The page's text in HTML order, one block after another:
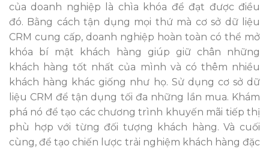
của doanh nghiệp là chìa khóa để đạt được điều
đó. Bằng cách tận dụng mọi thứ mà cơ sở dữ liệu
CRM cung cấp, doanh nghiệp hoàn toàn có thể mở
khóa bí mật khách hàng giúp giữ chân những
khách hàng tốt nhất của mình và có thêm nhiều
khách hàng khác giống như họ. Sử dụng cơ sở dữ
liệu CRM để tận dụng tối đa những lần mua. Khám
phá nó để tạo các chương trình khuyến mãi tiếp thị
phù hợp với từng đối tượng khách hàng. Và cuối
cùng, để tạo chiến lược trải nghiệm khách hàng đặc